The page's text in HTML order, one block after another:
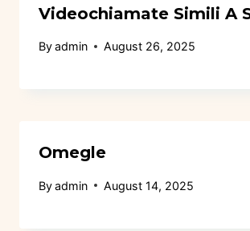
Videochiamate Simili A
Byadmin August 26, 2025
Omegle
Byadmin August 14, 2025